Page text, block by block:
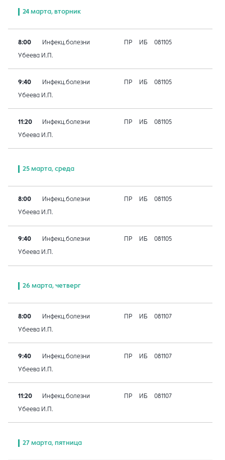
24 марта, вторник
8:00 Инфекц.болезни ПР ИБ 081105
Убеева И.П.
9:40 Инфекц.болезни ПР ИБ 081105
Убеева И.П.
11:20 Инфекц.болезни ПР ИБ 081105
Убеева И.П.
25 марта, среда
8:00 Инфекц.болезни ПР ИБ 081105
Убеева И.П.
9:40 Инфекц.болезни ПР ИБ 081105
Убеева И.П.
26 марта, четверг
8:00 Инфекц.болезни ПР ИБ 081107
Убеева И.П.
9:40 Инфекц.болезни ПР ИБ 081107
Убеева И.П.
11:20 Инфекц.болезни ПР ИБ 081107
Убеева И.П.
27 марта, пятница